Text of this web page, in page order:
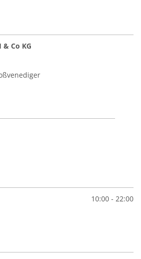
Co KG
10:00 - 22:00